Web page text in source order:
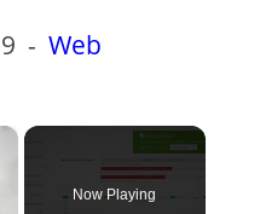
- Web
×
Now Playing